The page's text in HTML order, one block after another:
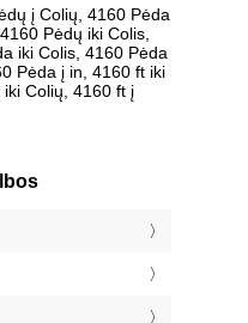
į Colių, 4160 Pėda
Pėdų iki Colis,
iki Colis, 4160 Pėda
Pėda į in, 4160 ft iki
Colių, 4160 ft į